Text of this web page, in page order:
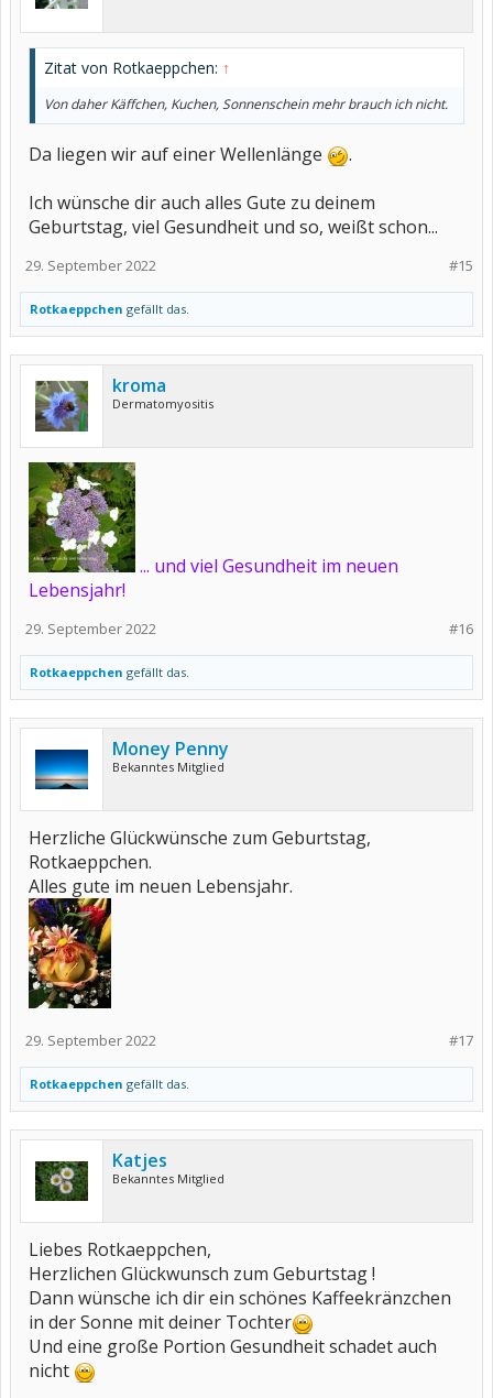
Zitat von Rotkaeppchen: ↑
Von daher Käffchen, Kuchen, Sonnenschein mehr brauch ich nicht.
Da liegen wir auf einer Wellenlänge
.
Ich wünsche dir auch alles Gute zu deinem
Geburtstag, viel Gesundheit und so, weißt schon...
#15
29. September 2022
Rotkaeppchen gefällt das.
kroma
Dermatomyositis
... und viel Gesundheit im neuen
Lebensjahr!
#16
29. September 2022
Rotkaeppchen gefällt das.
Money Penny
Bekanntes Mitglied
Herzliche Glückwünsche zum Geburtstag,
Rotkaeppchen.
Alles gute im neuen Lebensjahr.
#17
29. September 2022
Rotkaeppchen gefällt das.
Katjes
Bekanntes Mitglied
Liebes Rotkaeppchen,
Herzlichen Glückwunsch zum Geburtstag !
Dann wünsche ich dir ein schönes Kaffeekränzchen
in der Sonne mit deiner Tochter
Und eine große Portion Gesundheit schadet auch
nicht